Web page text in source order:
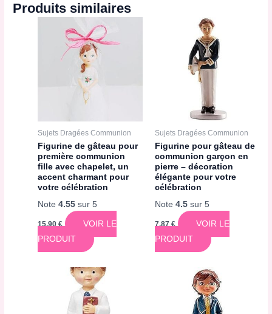
Produits similaires
Sujets Dragées Communion
Figurine de gâteau pour
première communion
fille avec chapelet, un
accent charmant pour
votre célébration
Note4.55 sur 5
15,90€
VOIR LE
PRODUIT
Sujets Dragées Communion
Figurine pour gâteau de
communion garçon en
pierre – décoration
élégante pour votre
célébration
Note 4.5sur 5
7,87€
VOIR LE
PRODUIT